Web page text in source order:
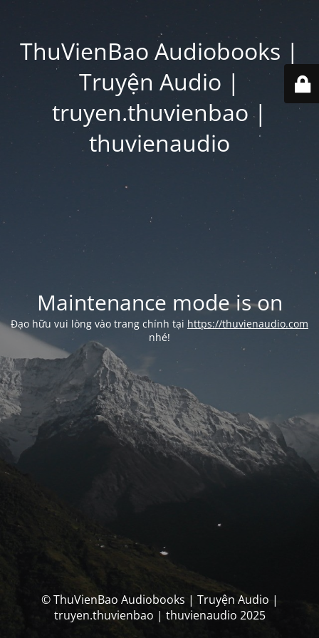
ThuVienBao Audiobooks |
Truyện Audio |
truyen.thuvienbao |
thuvienaudio
Maintenance mode is on
Đạo hữu vui lòng vào trang chính tại https://thuvienaudio.com
nhé!
© ThuVienBao Audiobooks | Truyện Audio |
truyen.thuvienbao | thuvienaudio 2025